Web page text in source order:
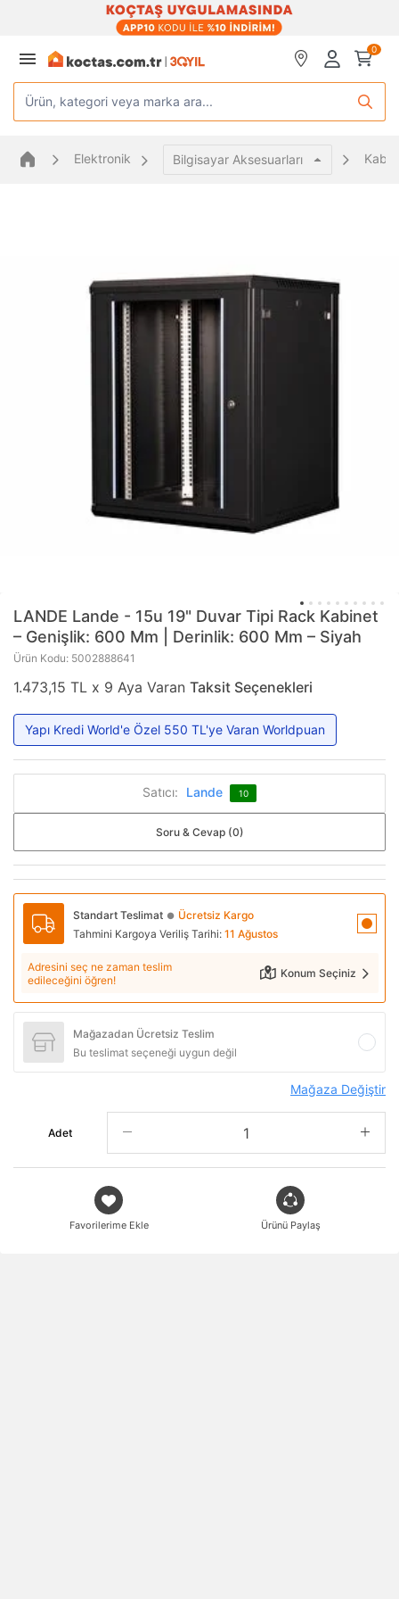
0
Ürün, kategori veya marka ara...
Elektronik Bilgisayar Aksesuarları
LANDE Lande - 15u 19" Duvar Tipi Rack Kabinet
– Genişlik: 600 Mm | Derinlik: 600 Mm – Siyah
Ürün Kodu: 5002888641
1.473,15 TL x 9 Aya Varan Taksit Seçenekleri
Yapı Kredi World'e Özel 550 TL'ye Varan Worldpuan
Satıcı: Lande 10
Soru & Cevap (0)
Standart Teslimat ● Ücretsiz Kargo
Tahmini Kargoya Veriliş Tarihi: 11 Ağustos
Adresini seç ne zaman teslim
edileceğini öğren!
Konum Seçiniz
Mağazadan Ücretsiz Teslim
Bu teslimat seçeneği uygun değil
Mağaza Değiştir
Adet
Favorilerime Ekle Ürünü Paylaş